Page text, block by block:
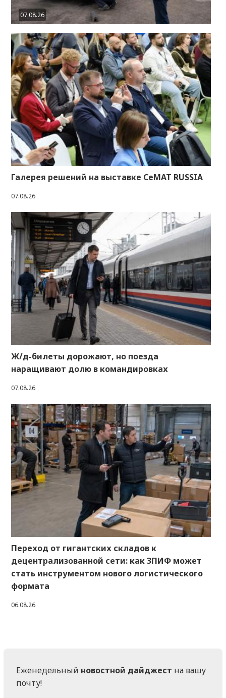
07.08.26
Галерея решений на выставке CeMAT RUSSIA
07.08.26
Ж/д-билеты дорожают, но поезда
наращивают долю в командировках
07.08.26
Переход от гигантских складов к
децентрализованной сети: как ЗПИФ может
стать инструментом нового логистического
формата
06.08.26
Еженедельный новостной дайджест на вашу
почту!